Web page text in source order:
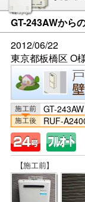
GT-243AWから
2012/06/22
東京都板橋区 O
GT-243AW
RUF-